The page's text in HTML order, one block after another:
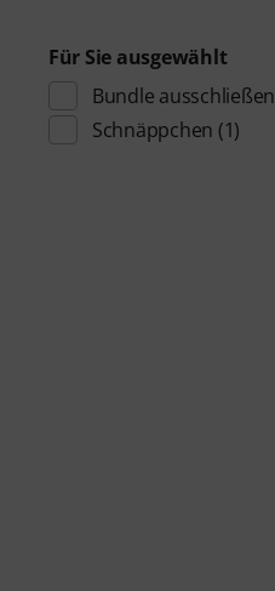
Für Sie ausgewählt
Bundle ausschließen
Schnäppchen (1)